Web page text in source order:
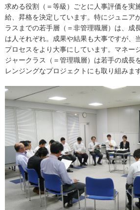
求める役割（＝等級）ごとに人事評価を実
給、昇格を決定しています。特にジュニア
ラスまでの若手層（＝非管理職層）は、成
は人それぞれ。成果や結果も大事ですが、
プロセスをより大事にしています。マネー
ジャークラス（＝管理職層）は若手の成長
レンジングなプロジェクトにも取り組みます